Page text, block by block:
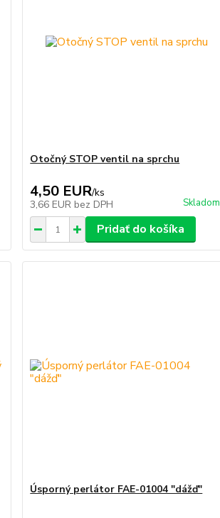
Otočný STOP ventil na sprchu
4,50 EUR/ks
3,66 EUR bez DPH Skladom
Pridať do košíka
Úsporný perlátor FAE-01004 "dážď"